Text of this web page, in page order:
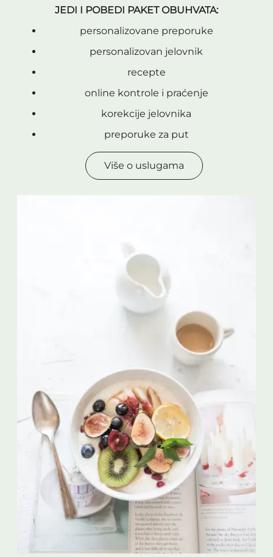
JEDI I POBEDI PAKET OBUHVATA:
personalizovane preporuke
personalizovan jelovnik
recepte
online kontrole i praćenje
korekcije jelovnika
preporuke za put
Više o uslugama